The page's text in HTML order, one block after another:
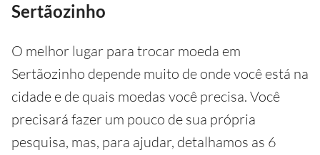
Sertãozinho
O melhor lugar para trocar moeda em
Sertãozinho depende muito de onde você está na
cidade e de quais moedas você precisa. Você
precisará fazer um pouco de sua própria
pesquisa, mas, para ajudar, detalhamos as 6